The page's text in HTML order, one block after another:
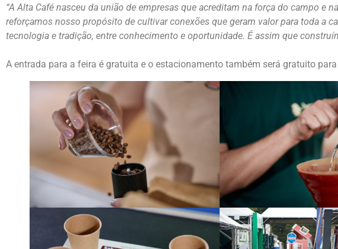
“A Alta Café nasceu da união de empresas que acreditam na força do campo
reforçamos nosso propósito de cultivar conexões que geram valor para toda a
tecnologia e tradição, entre conhecimento e oportunidade. É assim que
A entrada para a feira é gratuita e o estacionamento também será gratuito